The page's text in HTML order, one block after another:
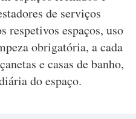
de serviços
respetivos espaços, uso
obrigatória, a cada
e casas de banho,
do espaço.